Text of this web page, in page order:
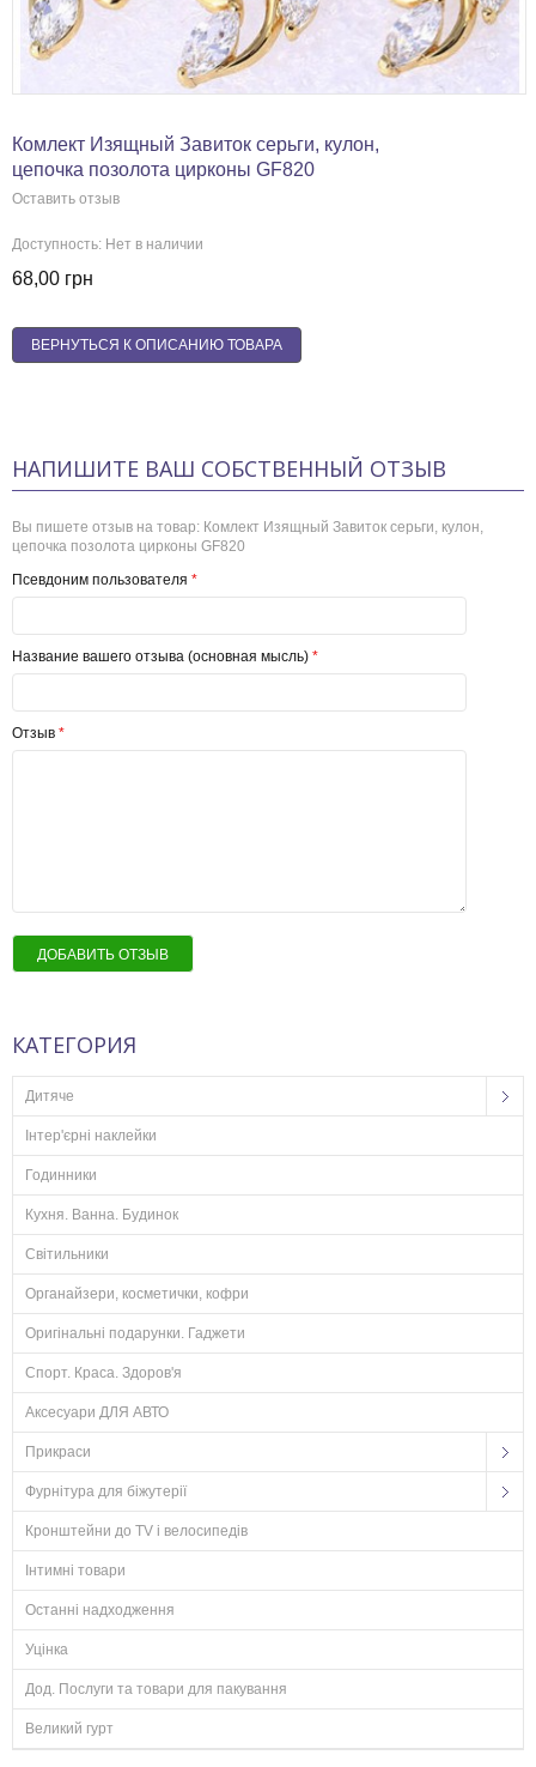
Комлект Изящный Завиток серьги, кулон,
цепочка позолота цирконы GF820
Оставить отзыв
Доступность: Нет в наличии
68,00 грн
ВЕРНУТЬСЯ К ОПИСАНИЮ ТОВАРА
НАПИШИТЕ ВАШ СОБСТВЕННЫЙ ОТЗЫВ
Вы пишете отзыв на товар: Комлект Изящный Завиток серьги, кулон,
цепочка позолота цирконы GF820
*
Псевдоним пользователя
*
Название вашего отзыва (основная мысль)
*
Отзыв
ДОБАВИТЬ ОТЗЫВ
КАТЕГОРИЯ
Дитяче
Інтер'єрні наклейки
Годинники
Кухня. Ванна. Будинок
Світильники
Органайзери, косметички, кофри
Оригінальні подарунки. Гаджети
Спорт. Краса. Здоров'я
Аксесуари ДЛЯ АВТО
Прикраси
Фурнітура для біжутерії
Кронштейни до TV і велосипедів
Інтимні товари
Останні надходження
Уцінка
Дод. Послуги та товари для пакування
Великий гурт